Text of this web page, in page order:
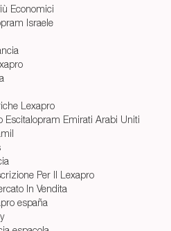
Economici
Israele
Lexapro
Escitalopram Emirati Arabi Uniti
Per Il Lexapro
In Vendita
españa